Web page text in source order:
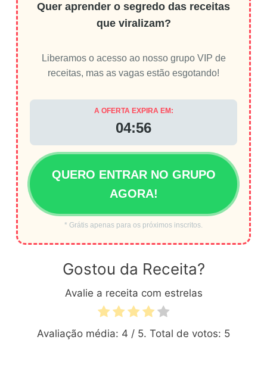
Quer aprender o segredo das receitas
que viralizam?
Liberamos o acesso ao nosso grupo VIP de
receitas, mas as vagas estão esgotando!
A OFERTA EXPIRA EM:
04:56
QUERO ENTRAR NO GRUPO
AGORA!
* Grátis apenas para os próximos inscritos.
Gostou da Receita?
Avalie a receita com estrelas
Avaliação média: 4 / 5. Total de votos: 5